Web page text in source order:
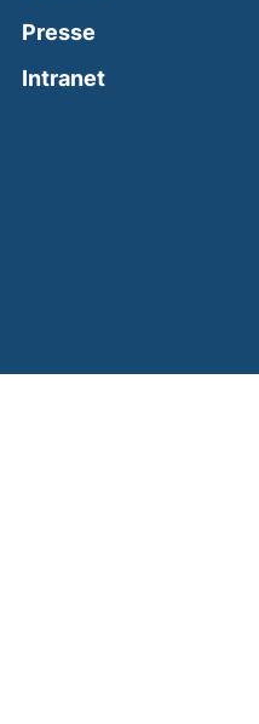
Presse
Intranet(external link,